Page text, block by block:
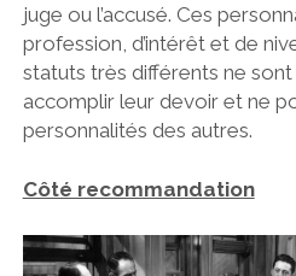
juge ou l’accusé. Ces
profession, d’intérêt et de
statuts très différents ne
accomplir leur devoir et ne
personnalités des autres.
Côté recommandation